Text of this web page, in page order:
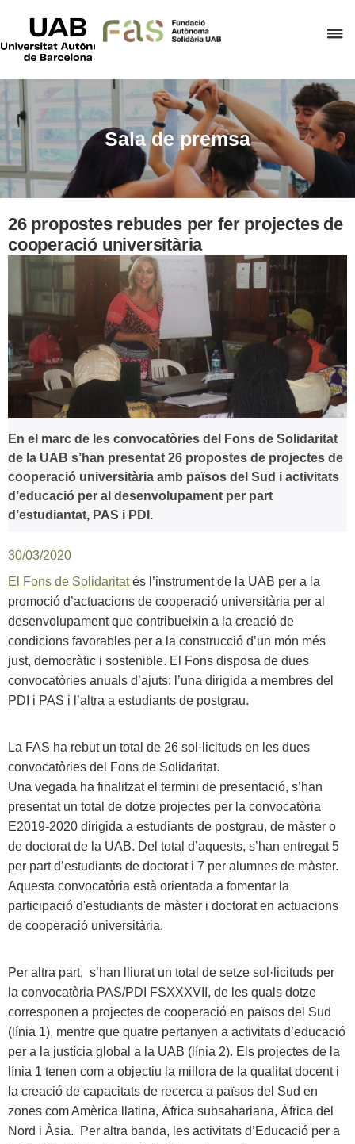
el
Sala de premsa
26 propostes rebudes per fer projectes de
cooperació universitària
En el marc de les convocatòries del Fons de Solidaritat
de la UAB s’han presentat 26 propostes de projectes de
cooperació universitària amb països del Sud i activitats
d’educació per al desenvolupament per part
d’estudiantat, PAS i PDI.
30/03/2020
El Fons de Solidaritatés l’instrument de la UAB per a la
promoció d’actuacions de cooperació universitària per al
desenvolupament que contribueixin a la creació de
condicions favorables per a la construcció d’un món més
just, democràtic i sostenible. El Fons disposa de dues
convocatòries anuals d’ajuts: l’una dirigida a membres del
PDI i PAS i l’altra a estudiants de postgrau.
La FAS ha rebut un total de 26 sol·licituds en les dues
convocatòries del Fons de Solidaritat.
Una vegada ha finalitzat el termini de presentació, s’han
presentat un total de dotze projectes per la convocatòria
E2019-2020 dirigida a estudiants de postgrau, de màster o
de doctorat de la UAB. Del total d’aquests, s’han entregat 5
per part d’estudiants de doctorat i 7 per alumnes de màster.
Aquesta convocatòria està orientada a fomentar la
participació d'estudiants de màster i doctorat en actuacions
de cooperació universitària.
Per altra part, s’han lliurat un total de setze sol·licituds per
la convocatòria PAS/PDI FSXXXVII, de les quals dotze
corresponen a projectes de cooperació en països del Sud
(línia 1), mentre que quatre pertanyen a activitats d’educació
per a la justícia global a la UAB (línia 2). Els projectes de la
línia 1 tenen com a objectiu la millora de la qualitat docent i
la creació de capacitats de recerca a països del Sud en
zones com Amèrica llatina, Àfrica subsahariana, Àfrica del
Nord i Àsia. Per altra banda, les activitats d’Educació per a